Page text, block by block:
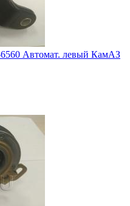
Автомат. левый КамАЗ